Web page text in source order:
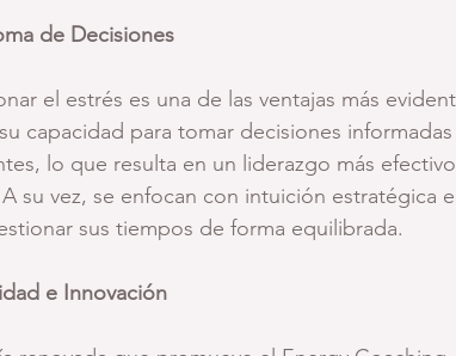
de Decisiones
el estrés es una de las ventajas más
capacidad para tomar decisiones
lo que resulta en un liderazgo más
su vez, se enfocan con intuición estratégica
sus tiempos de forma equilibrada.
e Innovación